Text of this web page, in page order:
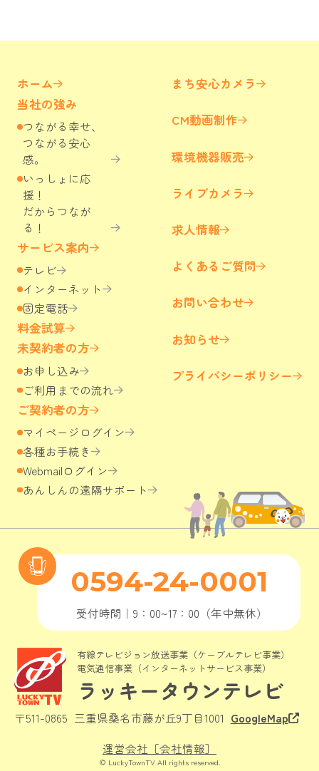
ホーム
当社の強み
つながる幸せ、
つながる安心
感。
いっしょに応
援！
だからつなが
る！
サービス案内
テレビ
インターネット
固定電話
料金試算
未契約者の方
お申し込み
ご利用までの流れ
ご契約者の方
マイページログイン
各種お手続き
Webmailログイン
あんしんの遠隔サポート
まち安心カメラ
CM動画制作
環境機器販売
ライブカメラ
求人情報
よくあるご質問
お問い合わせ
お知らせ
プライバシーポリシー
有線テレビジョン放送事業（ケーブルテレビ事業）
電気通信事業（インターネットサービス事業）
ラッキータウンテレビ
〒511-0865 三重県桑名市藤が丘9丁目1001 GoogleMap
0594-24-0001
受付時間｜9：00~17：00（年中無休）
運営会社［会社情報］
© LuckyTownTV All rights reserved.